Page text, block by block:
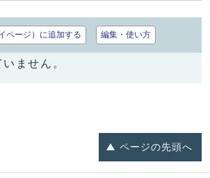
ページ）に追加する 編集・使い方
ません。
ページの先頭へ